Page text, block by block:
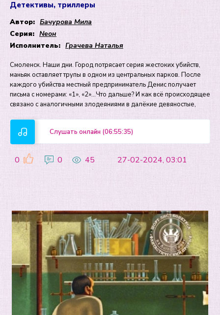
Детективы, триллеры
Автор: Бачурова Мила
Серия: Nеон
Исполнитель: Грачева Наталья
Смоленск. Наши дни. Город потрясает серия жестоких убийств,
маньяк оставляет трупы в одном из центральных парков. После
каждого убийства местный предприниматель Денис получает
письма с номерами: «1», «2»…Что дальше? И как всё происходящее
связано с аналогичными злодеяниями в далёкие девяностые,
Слушать онлайн (06:55:35)
0 0 45 27-02-2024, 03:01